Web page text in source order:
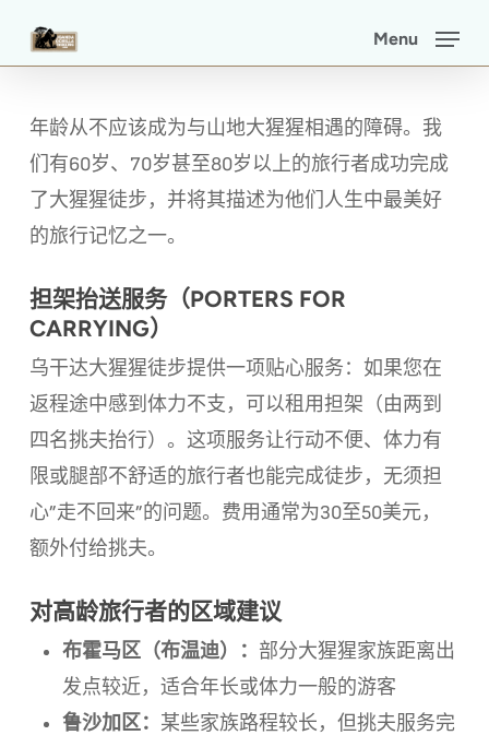
content
Menu
年龄从不应该成为与山地大猩猩相遇的障碍。我
们有60岁、70岁甚至80岁以上的旅行者成功完成
了大猩猩徒步，并将其描述为他们人生中最美好
的旅行记忆之一。
担架抬送服务（PORTERS FOR
CARRYING）
乌干达大猩猩徒步提供一项贴心服务：如果您在
返程途中感到体力不支，可以租用担架（由两到
四名挑夫抬行）。这项服务让行动不便、体力有
限或腿部不舒适的旅行者也能完成徒步，无须担
心”走不回来”的问题。费用通常为30至50美元，
额外付给挑夫。
对高龄旅行者的区域建议
布霍马区（布温迪）： 部分大猩猩家族距离出
发点较近，适合年长或体力一般的游客
鲁沙加区： 某些家族路程较长，但挑夫服务完